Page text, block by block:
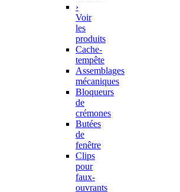
›
Voir
les
produits
Cache-
tempête
Assemblages
mécaniques
Bloqueurs
de
crémones
Butées
de
fenêtre
Clips
pour
faux-
ouvrants